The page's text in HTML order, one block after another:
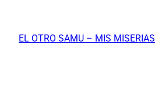
contenido
EL OTRO SAMU – MIS MISERIAS